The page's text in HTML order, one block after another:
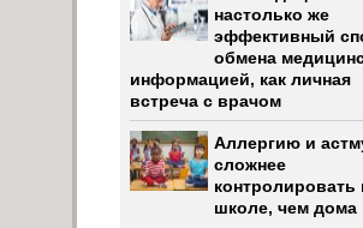
настолько же
эффективный
обмена
информацией, как личная
встреча с врачом
Аллергию и
сложнее
контролировать
школе, чем дома